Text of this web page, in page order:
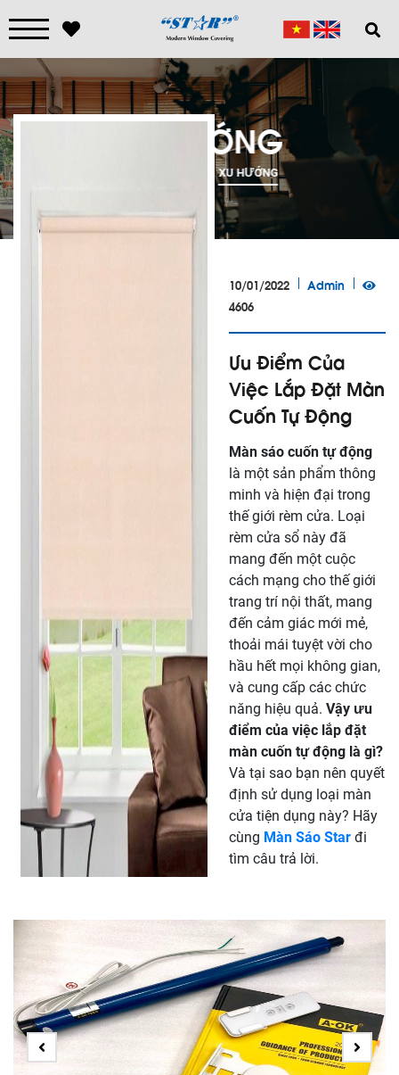
XU HƯỚNG
XU HƯỚNG
10/01/2022
Admin
4606
Ưu Điểm Của
Việc Lắp Đặt Màn
Cuốn Tự Động
Màn sáo cuốn tự động
là một sản phẩm thông
minh và hiện đại trong
thế giới rèm cửa. Loại
rèm cửa sổ này đã
mang đến một cuộc
cách mạng cho thế giới
trang trí nội thất, mang
đến cảm giác mới mẻ,
thoải mái tuyệt vời cho
hầu hết mọi không gian,
và cung cấp các chức
năng hiệu quả.Vậy ưu
điểm của việc lắp đặt
màn cuốn tự động là gì?
Và tại sao bạn nên quyết
định sử dụng loại màn
cửa tiện dụng này? Hãy
cùng Màn Sáo Star đi
tìm câu trả lời.